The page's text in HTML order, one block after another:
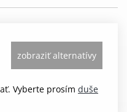
zobraziť alternatívy
Vyberte prosím duše